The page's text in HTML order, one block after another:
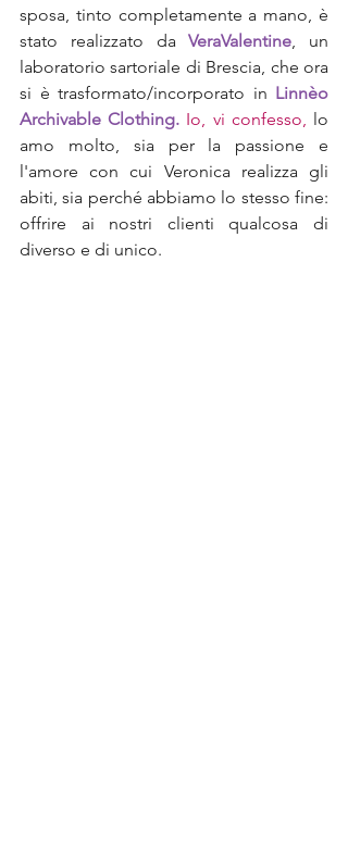
sposa, tinto completamente a mano, è
stato realizzato da VeraValentine , un
laboratorio sartoriale di Brescia, che ora
si è trasformato/incorporato in Linnèo
Archivable Clothing. Io, vi confesso,
lo
amo molto, sia per la passione e
l'amore con cui Veronica realizza gli
abiti, sia perché abbiamo lo stesso fine:
offrire ai nostri clienti qualcosa di
diverso e di unico.